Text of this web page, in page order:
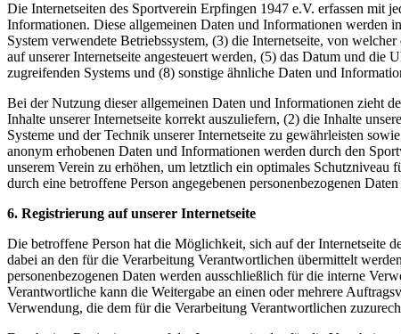
Die Internetseiten des Sportverein Erpfingen 1947 e.V. erfassen mit
Informationen. Diese allgemeinen Daten und Informationen werden
System verwendete Betriebssystem, (3) die Internetseite, von
auf unserer Internetseite angesteuert werden, (5) das Datum und
zugreifenden Systems und (8) sonstige ähnliche Daten und
Bei der Nutzung dieser allgemeinen Daten und Informationen zieht
Inhalte unserer Internetseite korrekt auszuliefern, (2) die Inhalte
Systeme und der Technik unserer Internetseite zu gewährleisten
anonym erhobenen Daten und Informationen werden durch den
unserem Verein zu erhöhen, um letztlich ein optimales
durch eine betroffene Person angegebenen personenbezogenen
6. Registrierung auf unserer Internetseite
Die betroffene Person hat die Möglichkeit, sich auf der Internetseite
dabei an den für die Verarbeitung Verantwortlichen übermittelt
personenbezogenen Daten werden ausschließlich für die interne
Verantwortliche kann die Weitergabe an einen oder mehrere
Verwendung, die dem für die Verarbeitung Verantwortlichen